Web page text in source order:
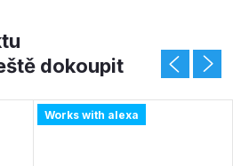
dokoupit
Works with alexa